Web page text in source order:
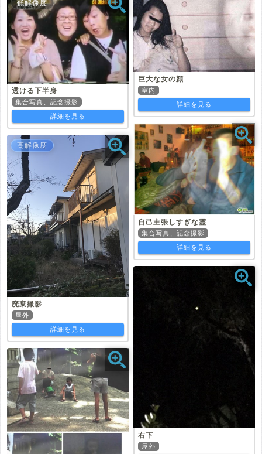
低解像度
透ける下半身
集合写真、記念撮影
詳細を見る
高解像度
廃棄撮影
屋外
詳細を見る
巨大な女の顔
室内
詳細を見る
自己主張しすぎな霊
集合写真、記念撮影
詳細を見る
右下
屋外